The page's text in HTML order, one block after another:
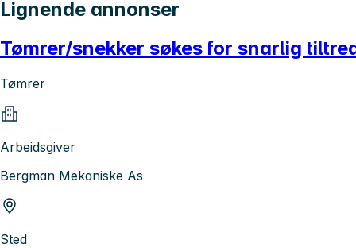
Lignende annonser
Tømrer/snekker søkes for snarlig
Tømrer
Arbeidsgiver
Bergman Mekaniske As
Sted